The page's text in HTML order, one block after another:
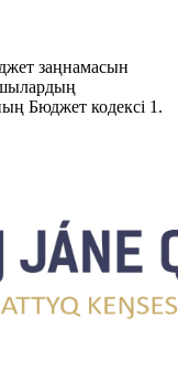
заңнамасын
Бюджет кодексі 1.